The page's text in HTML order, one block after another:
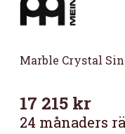
Marble Crystal
17 215 kr
24 månaders